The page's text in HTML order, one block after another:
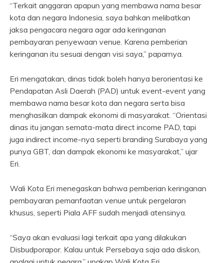
“Terkait anggaran apapun yang membawa nama besar
kota dan negara Indonesia, saya bahkan melibatkan
jaksa pengacara negara agar ada keringanan
pembayaran penyewaan venue. Karena pemberian
keringanan itu sesuai dengan visi saya,” paparnya.
Eri mengatakan, dinas tidak boleh hanya berorientasi ke
Pendapatan Asli Daerah (PAD) untuk event-event yang
membawa nama besar kota dan negara serta bisa
menghasilkan dampak ekonomi di masyarakat. “Orientasi
dinas itu jangan semata-mata direct income PAD, tapi
juga indirect income-nya seperti branding Surabaya yang
punya GBT, dan dampak ekonomi ke masyarakat,” ujar
Eri.
Wali Kota Eri menegaskan bahwa pemberian keringanan
pembayaran pemanfaatan venue untuk pergelaran
khusus, seperti Piala AFF sudah menjadi atensinya.
“Saya akan evaluasi lagi terkait apa yang dilakukan
Disbudporapor. Kalau untuk Persebaya saja ada diskon,